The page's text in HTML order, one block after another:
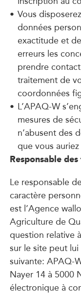
Vous
données
exactitude et
erreurs les
prendre
traitement de
coordonnées
L’APAQ-W
mesures de
n’abusent des
que vous
Responsable
Le responsable
caractère
est l’Agence
Agriculture de
question relative
sur le site peut
suivante: APAQ-
Nayer 14 à 5000
électronique à